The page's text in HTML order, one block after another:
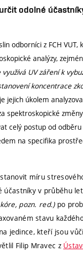
odolné
odborníci z FCH VUT,
analýzy,
využívá UV záření k
koncentrace
jejich úkolem
spektroskopické
celý postup od
na specifika
míru
v průběhu
pozn. red.)po
stavu
jedince, kteří jsou
Filip Mravec z